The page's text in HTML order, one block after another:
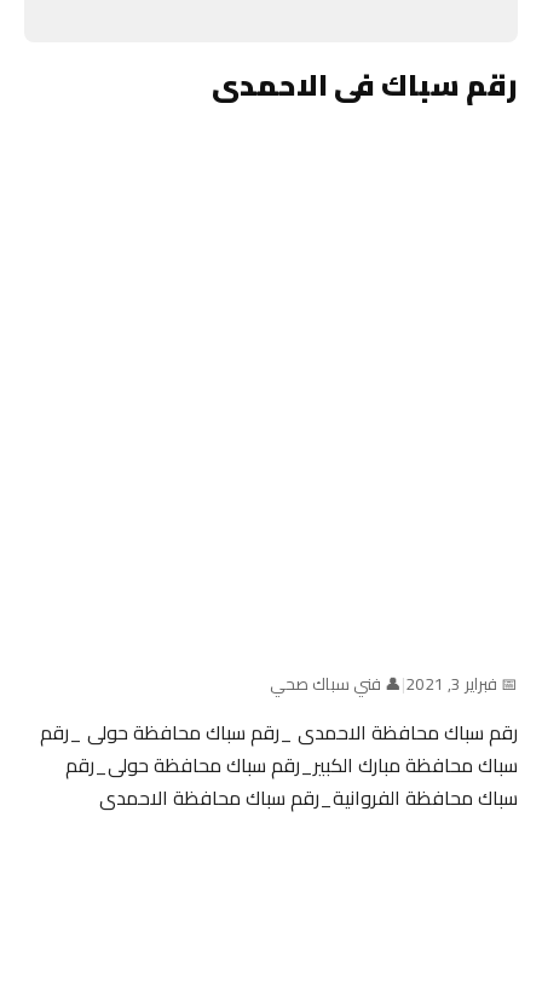
رقم سباك فى الاحمدى
📅 فبراير 3, 2021 |👤 فني سباك صحي
رقم سباك محافظة الاحمدى _رقم سباك محافظة حولى _رقم
سباك محافظة مبارك الكبير_رقم سباك محافظة حولى_رقم
سباك محافظة الفروانية_رقم سباك محافظة الاحمدى